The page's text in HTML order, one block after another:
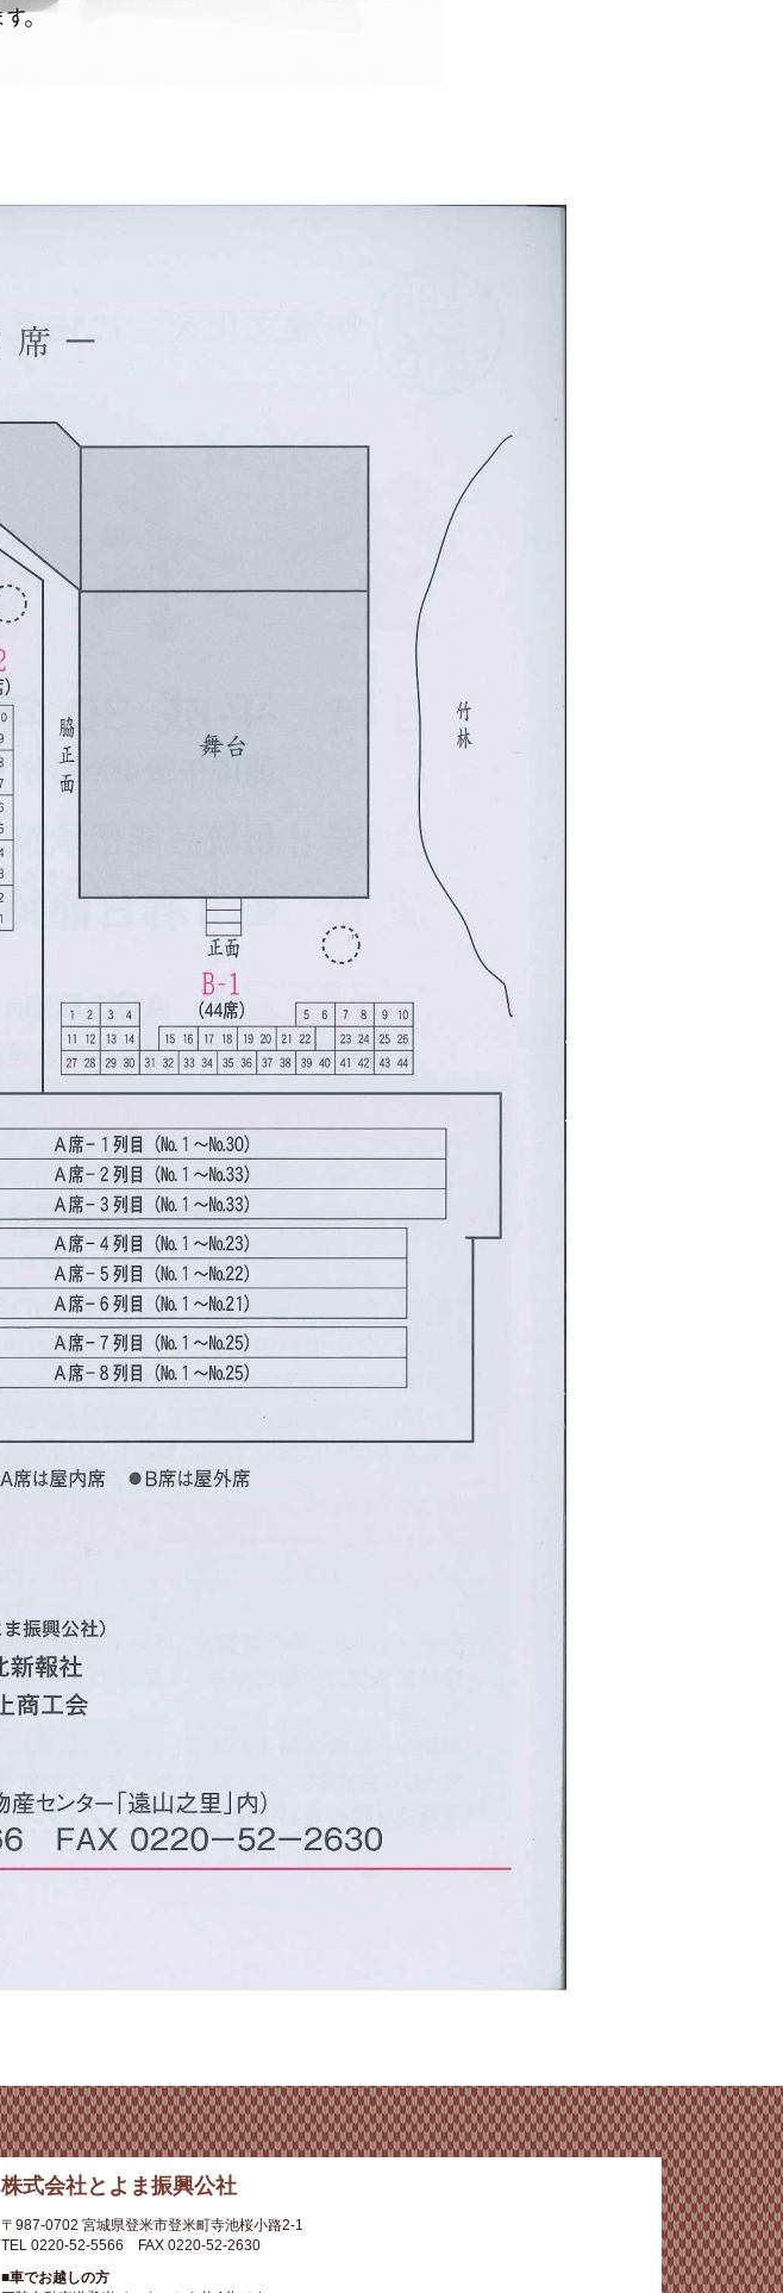
株式会社とよま振興公社
〒987-0702 宮城県登米市登米町寺池桜小路2-1
TEL 0220-52-5566
FAX 0220-52-2630
■車でお越しの方